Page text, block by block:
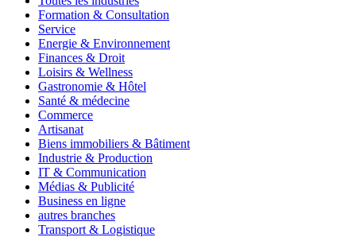
Formation & Consultation
Service
Energie & Environnement
Finances & Droit
Loisirs & Wellness
Gastronomie & Hôtel
Santé & médecine
Commerce
Artisanat
Biens immobiliers & Bâtiment
Industrie & Production
IT & Communication
Médias & Publicité
Business en ligne
autres branches
Transport & Logistique